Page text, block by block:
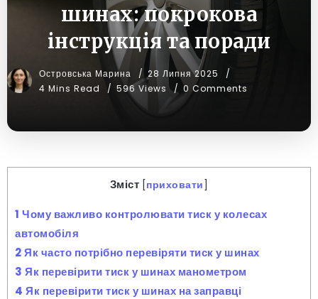
шинах: покрокова
інструкція та поради
Островська Марина
28 Липня 2025
4 Mins Read
596 Views 0 Comments
Зміст [приховати ]
1 Чому важливо контролювати тиск у колесах
автомобіля
2Як часто потрібно перевіряти тиск у шинах
3 Як перевірити тиск у шинах манометром
4 Як перевірити тиск у шинах на заправці